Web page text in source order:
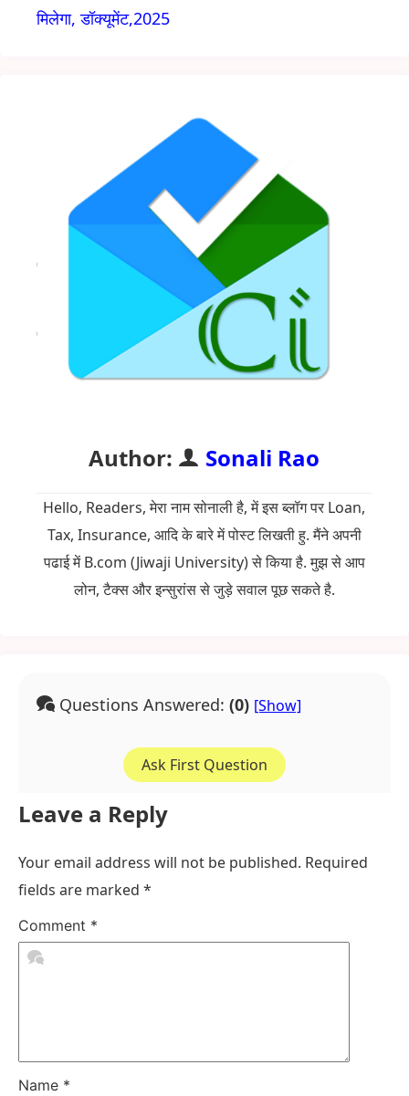
मिलेगा, डॉक्यूमेंट,2025
Author: Sonali Rao
Hello, Readers, मेरा नाम सोनाली है, में इस ब्लॉग पर Loan,
Tax, Insurance, आदि के बारे में पोस्ट लिखती हु. मैंने अपनी
पढाई में B.com (Jiwaji University) से किया है. मुझ से आप
लोन, टैक्स और इन्सुरांस से जुड़े सवाल पूछ सकते है.
Questions Answered: (0)
Ask First Question
Leave a Reply
Your email address will not be published. Required
fields are marked *
Comment *
Name *